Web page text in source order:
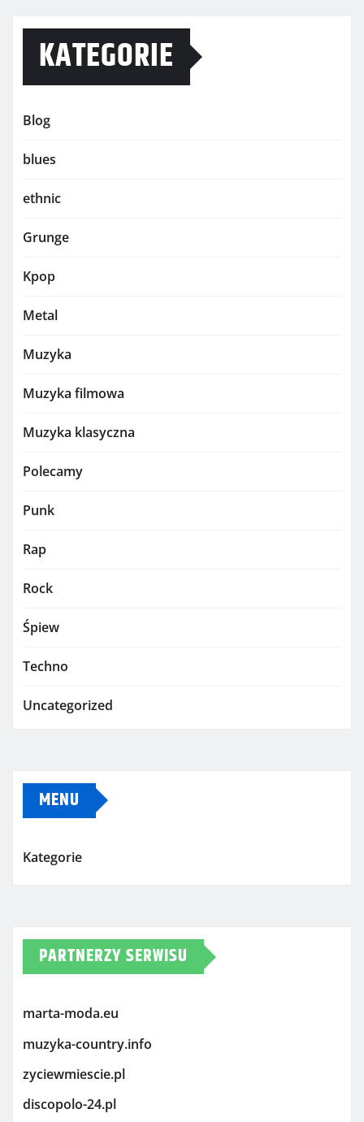
KATEGORIE
Blog
blues
ethnic
Grunge
Kpop
Metal
Muzyka
Muzyka filmowa
Muzyka klasyczna
Polecamy
Punk
Rap
Rock
Śpiew
Techno
Uncategorized
MENU
Kategorie
PARTNERZY SERWISU
marta-moda.eu
muzyka-country.info
zyciewmiescie.pl
discopolo-24.pl